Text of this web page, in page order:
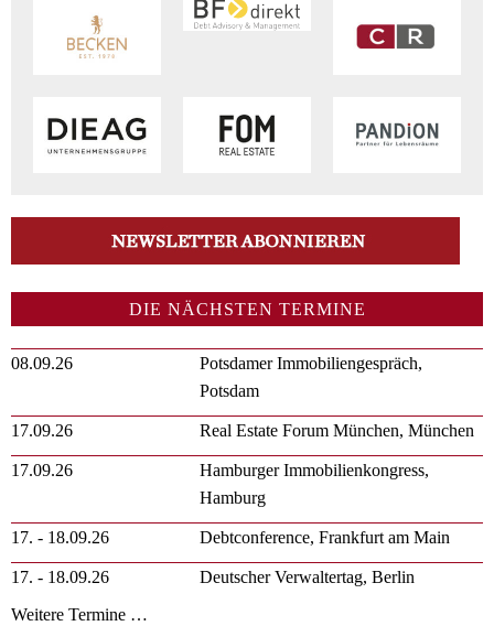
DIE NÄCHSTEN TERMINE
08.09.26
Potsdamer Immobiliengespräch,
Potsdam
17.09.26 Real Estate Forum München, München
17.09.26
Hamburger Immobilienkongress,
Hamburg
17. - 18.09.26 Debtconference, Frankfurt am Main
17. - 18.09.26
Deutscher Verwaltertag, Berlin
Weitere Termine …